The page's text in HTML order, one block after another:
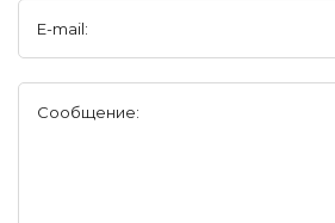
E-mail:
Сообщение: